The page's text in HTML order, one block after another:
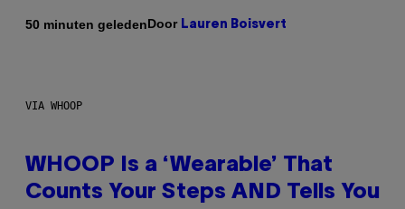
50 minuten geledenDoor Lauren Boisvert
VIA WHOOP
WHOOP Is a ‘Wearable’ That
Counts Your Steps AND Tells You